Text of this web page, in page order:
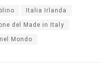
Italia Irlanda
del Made in Italy
Mondo